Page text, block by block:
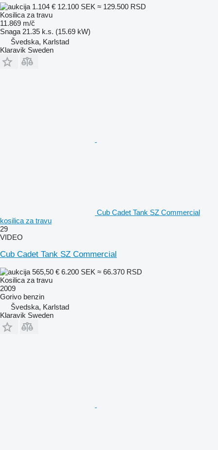
1.104 € 12.100 SEK ≈ 129.500 RSD
Kosilica za travu
11.869 m/č
Snaga 21.35 k.s. (15.69 kW)
Švedska, Karlstad
Klaravik Sweden
Cub Cadet Tank SZ Commercial
kosilica za travu
29
VIDEO
Cub Cadet Tank SZ Commercial
565,50 € 6.200 SEK ≈ 66.370 RSD
Kosilica za travu
2009
Gorivo benzin
Švedska, Karlstad
Klaravik Sweden